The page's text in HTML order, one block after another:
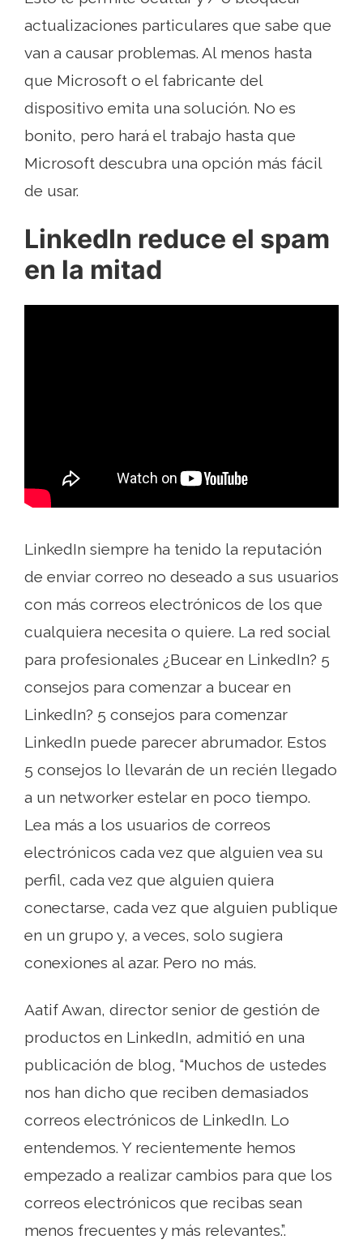
actualizaciones particulares que sabe que
van a causar problemas. Al menos hasta
que Microsoft o el fabricante del
dispositivo emita una solución. No es
bonito, pero hará el trabajo hasta que
Microsoft descubra una opción más fácil
de usar.
LinkedIn reduce el spam
en la mitad
LinkedIn siempre ha tenido la reputación
de enviar correo no deseado a sus usuarios
con más correos electrónicos de los que
cualquiera necesita o quiere. La red social
para profesionales ¿Bucear en LinkedIn? 5
consejos para comenzar a bucear en
LinkedIn? 5 consejos para comenzar
LinkedIn puede parecer abrumador. Estos
5 consejos lo llevarán de un recién llegado
a un networker estelar en poco tiempo.
Lea más a los usuarios de correos
electrónicos cada vez que alguien vea su
perfil, cada vez que alguien quiera
conectarse, cada vez que alguien publique
en un grupo y, a veces, solo sugiera
conexiones al azar. Pero no más.
Aatif Awan, director senior de gestión de
productos en LinkedIn, admitió en una
publicación de blog, “Muchos de ustedes
nos han dicho que reciben demasiados
correos electrónicos de LinkedIn. Lo
entendemos. Y recientemente hemos
empezado a realizar cambios para que los
correos electrónicos que recibas sean
menos frecuentes y más relevantes.”.